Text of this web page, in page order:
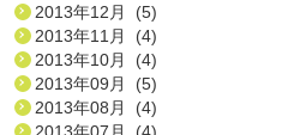
2013年12月 (5)
2013年11月 (4)
2013年10月 (4)
2013年09月 (5)
2013年08月 (4)
2013年07月 (4)